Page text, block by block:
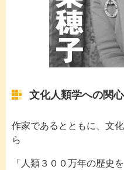
文化人類学への関心
作家であるとともに、文
ら
「人類３００万年の歴史